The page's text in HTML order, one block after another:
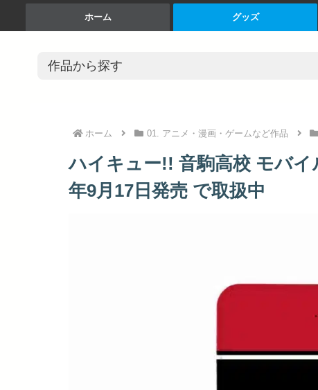
ホーム グッズ
ホーム 01. アニメ・漫画・ゲームなど作品
ハイキュー!! 音駒高校 モバ
年9月17日発売 で取扱中